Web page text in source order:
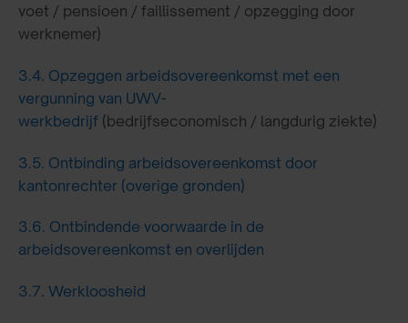
voet / pensioen / faillissement / opzegging door
werknemer)
3.4. Opzeggen arbeidsovereenkomst met een
vergunning van UWV-
werkbedrijf (bedrijfseconomisch / langdurig ziekte)
3.5. Ontbinding arbeidsovereenkomst door
kantonrechter (overige gronden)
3.6. Ontbindende voorwaarde in de
arbeidsovereenkomst en overlijden
3.7. Werkloosheid